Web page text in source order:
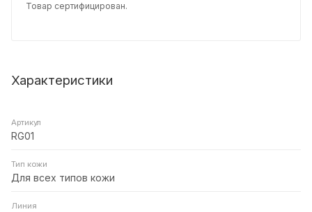
Товар сертифицирован.
Характеристики
Артикул
RG01
Тип кожи
Для всех типов кожи
Линия